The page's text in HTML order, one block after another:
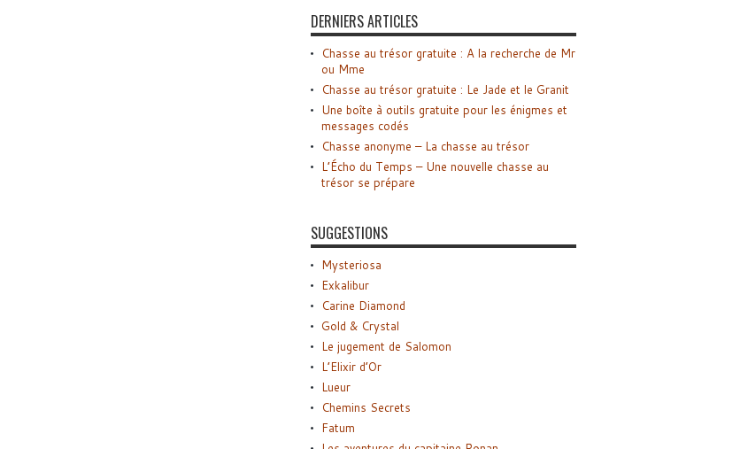
DERNIERS ARTICLES
Chasse au trésor gratuite : A la recherche de Mr
ou Mme
Chasse au trésor gratuite : Le Jade et le Granit
Une boîte à outils gratuite pour les énigmes et
messages codés
Chasse anonyme – La chasse au trésor
L’Écho du Temps – Une nouvelle chasse au
trésor se prépare
SUGGESTIONS
Mysteriosa
Exkalibur
Carine Diamond
Gold & Crystal
Le jugement de Salomon
L’Elixir d’Or
Lueur
Chemins Secrets
Fatum